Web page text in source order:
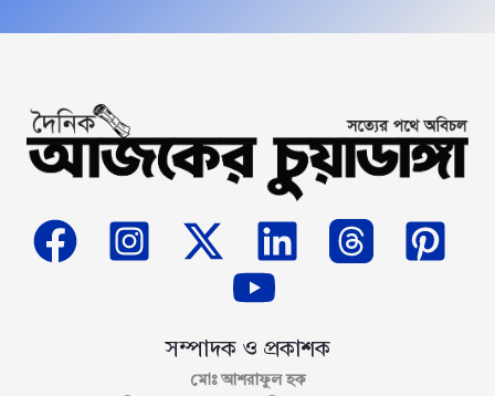
সম্পাদক ও প্রকাশক
মোঃ আশরাফুল হক